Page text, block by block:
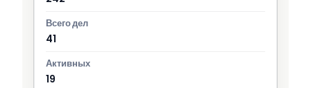
41
19